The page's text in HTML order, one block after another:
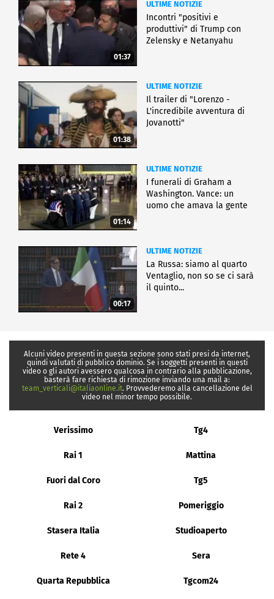
01:37
ULTIME NOTIZIE
Incontri "positivi e
produttivi" di Trump con
Zelensky e Netanyahu
01:38
ULTIME NOTIZIE
Il trailer di "Lorenzo -
L'incredibile avventura di
Jovanotti"
01:14
ULTIME NOTIZIE
I funerali di Graham a
Washington. Vance: un
uomo che amava la gente
00:17
ULTIME NOTIZIE
La Russa: siamo al quarto
Ventaglio, non so se ci sarà
il quinto...
Alcuni video presenti in questa sezione sono stati presi da internet,
quindi valutati di pubblico dominio. Se i soggetti presenti in questi
video o gli autori avessero qualcosa in contrario alla pubblicazione,
basterà fare richiesta di rimozione inviando una mail a:
team_verticali@italiaonline.it. Provvederemo alla cancellazione del
video nel minor tempo possibile.
Verissimo Tg4
Rai 1 Mattina
Fuori dal Coro Tg5
Rai 2 Pomeriggio
Stasera Italia Studioaperto
Rete 4 Sera
Quarta Repubblica Tgcom24